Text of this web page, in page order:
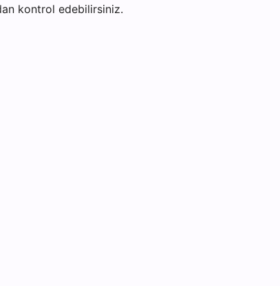
kontrol edebilirsiniz.